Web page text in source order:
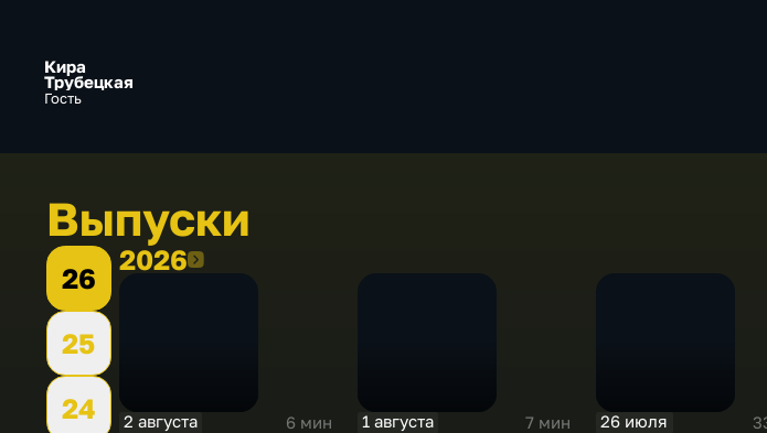
Кира
Трубецкая
Гость
Выпуски
26
25
24
20262026
2 августа
6 мин
1 августа
7 мин
26 июля